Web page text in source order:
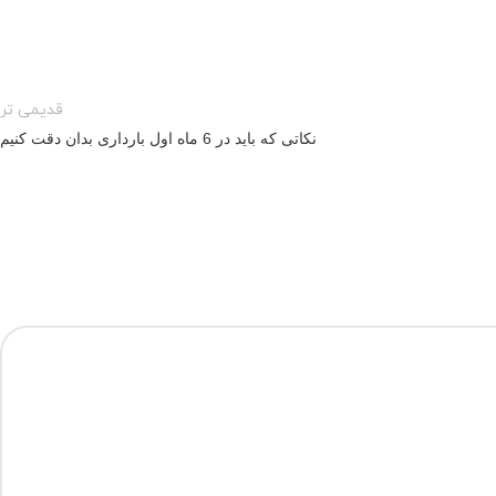
قدیمی تر
نکاتی که باید در 6 ماه اول بارداری بدان دقت کنیم